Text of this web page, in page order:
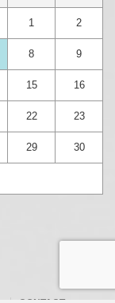
1 2
8 9
15 16
22 23
29 30